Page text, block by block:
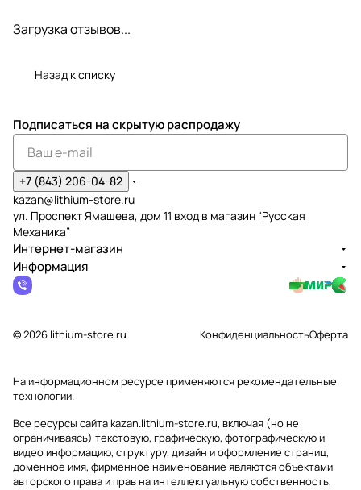
Загрузка отзывов...
Назад к списку
Подписаться на скрытую распродажу
+7 (843) 206-04-82
kazan@lithium-store.ru
ул. Проспект Ямашева, дом 11 вход в магазин “Русская
Механика”
Интернет-магазин
Информация
© 2026 lithium-store.ru КонфиденциальностьОферта
На информационном ресурсе применяютсярекомендательные
технологии.
Все ресурсы сайта kazan.lithium-store.ru, включая (но не
ограничиваясь) текстовую, графическую, фотографическую и
видео информацию, структуру, дизайн и оформление страниц,
доменное имя, фирменное наименование являются объектами
авторского права и прав на интеллектуальную собственность,